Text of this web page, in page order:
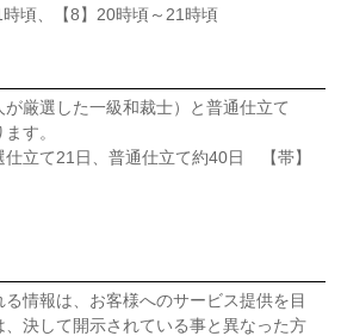
頃、【8】20時頃～21時頃
厳選した一級和裁士）と普通仕立て
す。
仕立て21日、普通仕立て約40日 【帯】
情報は、お客様へのサービス提供を目
決して開示されている事と異なった方